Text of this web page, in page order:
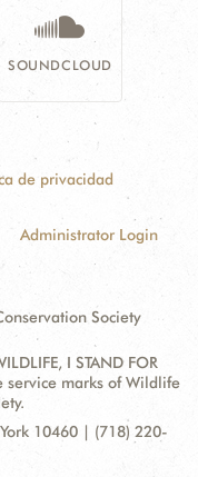
SOUNDCLOUD
de privacidad
Administrator Login
Society
I STAND FOR
service marks of Wildlife
10460 | (718) 220-